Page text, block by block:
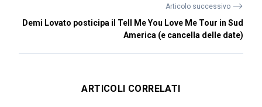
Articolo successivo ⟶
Demi Lovato posticipa il Tell Me You Love Me Tour in Sud
America (e cancella delle date)
ARTICOLI CORRELATI